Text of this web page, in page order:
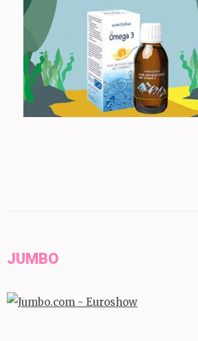
JUMBO